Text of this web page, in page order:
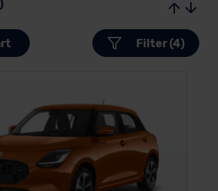
Filter (4)